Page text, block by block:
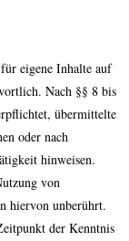
eigene Inhalte auf
Nach §§ 8 bis
übermittelte
oder nach
hinweisen.
von
hiervon unberührt.
der Kenntnis